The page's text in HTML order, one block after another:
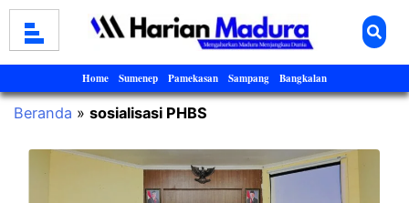
Home Sumenep Pamekasan Sampang Bangkalan
Beranda » sosialisasi PHBS